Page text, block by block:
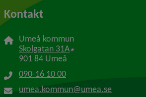
Kontakt
Umeå kommun
Skolgatan 31A Länk till annan
901 84 Umeå
090-16 10 00
umea.kommun@umea.se